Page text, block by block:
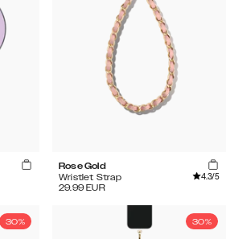
Rose Gold
Wristlet Strap
4.3/5
29.99 EUR
30% 30%